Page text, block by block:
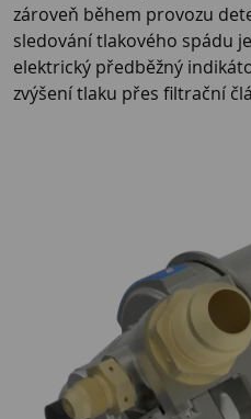
zároveň během provozu
sledování tlakového spádu
elektrický předběžný
zvýšení tlaku přes filtrační